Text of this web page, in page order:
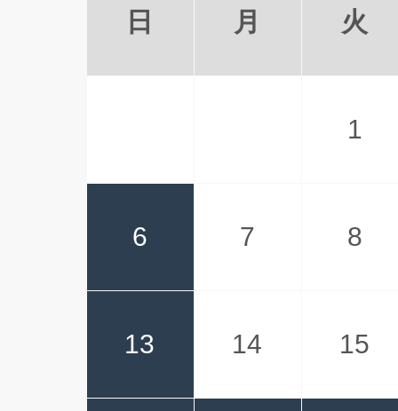
日 月 火
1
6 7 8
13 14 15